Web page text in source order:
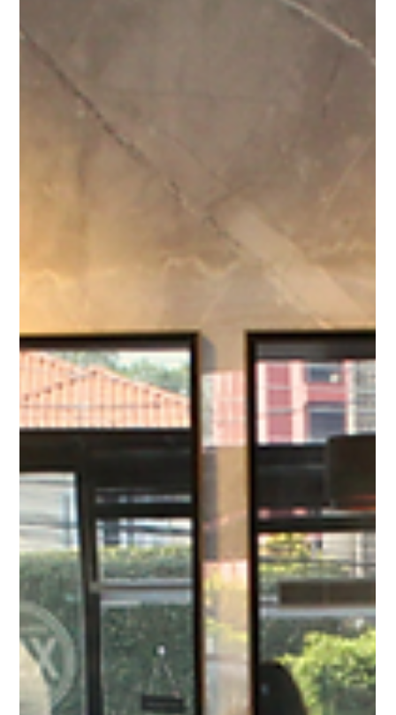
Ao investir em um revestimento de alto padrão, a
pergunta mais comum é: "Quanto tempo isso vai durar?".